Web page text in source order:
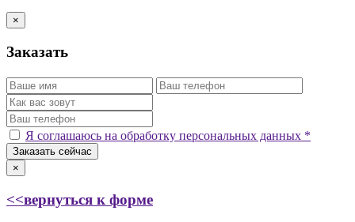
×
Заказать
Я соглашаюсь на обработку персональных данных *
Заказать сейчас
×
<<вернуться к форме